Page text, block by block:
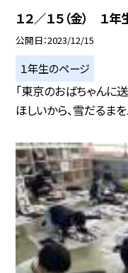
１２／１５（金） １
公開日 2023/12/15
１年生のページ
「東京のおばちゃんに
ほしいから、雪だるま